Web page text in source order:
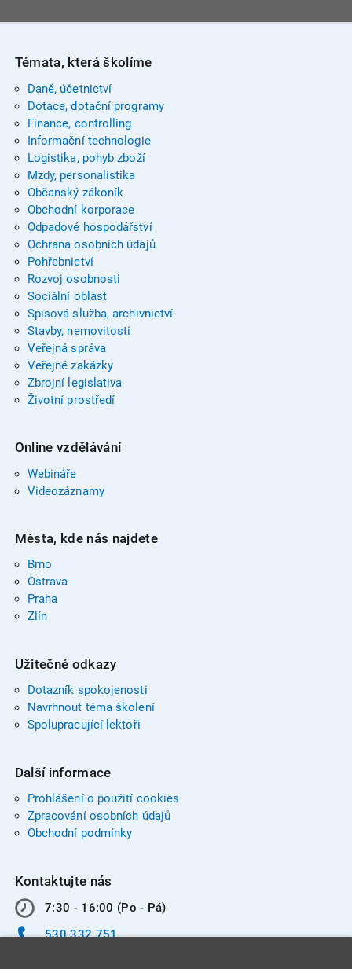
Témata, která školíme
Daně, účetnictví
Dotace, dotační programy
Finance, controlling
Informační technologie
Logistika, pohyb zboží
Mzdy, personalistika
Občanský zákoník
Obchodní korporace
Odpadové hospodářství
Ochrana osobních údajů
Pohřebnictví
Rozvoj osobnosti
Sociální oblast
Spisová služba, archivnictví
Stavby, nemovitosti
Veřejná správa
Veřejné zakázky
Zbrojní legislativa
Životní prostředí
Online vzdělávání
Webináře
Videozáznamy
Města, kde nás najdete
Brno
Ostrava
Praha
Zlín
Užitečné odkazy
Dotazník spokojenosti
Navrhnout téma školení
Spolupracující lektoři
Další informace
Prohlášení o použití cookies
Zpracování osobních údajů
Obchodní podmínky
Kontaktujte nás
7:30 - 16:00 (Po - Pá)
530 332 751